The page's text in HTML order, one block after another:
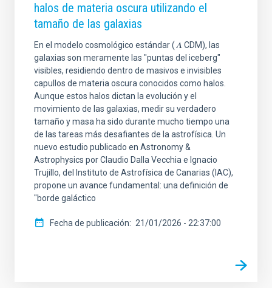
halos de materia oscura utilizando el
tamaño de las galaxias
En el modelo cosmológico estándar ( 𝜦 CDM), las
galaxias son meramente las "puntas del iceberg"
visibles, residiendo dentro de masivos e invisibles
capullos de materia oscura conocidos como halos.
Aunque estos halos dictan la evolución y el
movimiento de las galaxias, medir su verdadero
tamaño y masa ha sido durante mucho tiempo una
de las tareas más desafiantes de la astrofísica. Un
nuevo estudio publicado en Astronomy &
Astrophysics por Claudio Dalla Vecchia e Ignacio
Trujillo, del Instituto de Astrofísica de Canarias (IAC),
propone un avance fundamental: una definición de
"borde galáctico
Fecha de publicación 21/01/2026 - 22:37:00